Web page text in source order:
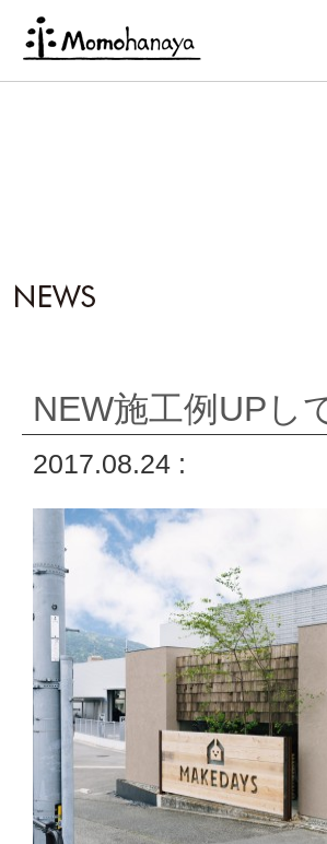
NEW施工例UPし
2017.08.24 :